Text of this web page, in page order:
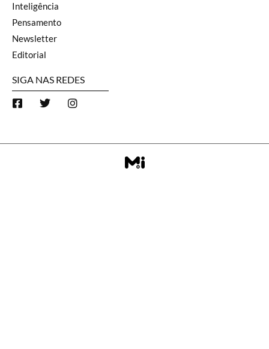
Inteligência
Pensamento
Newsletter
Editorial
SIGA NAS REDES